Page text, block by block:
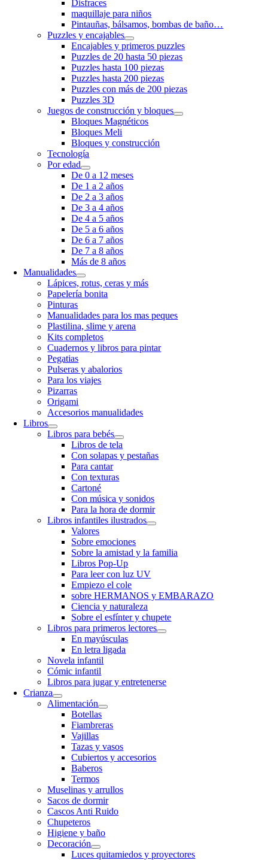
Disfraces
maquillaje para niños
Pintauñas, bálsamos, bombas de baño…
Puzzles y encajables
Encajables y primeros puzzles
Puzzles de 20 hasta 50 piezas
Puzzles hasta 100 piezas
Puzzles hasta 200 piezas
Puzzles con más de 200 piezas
Puzzles 3D
Juegos de construcción y bloques
Bloques Magnéticos
Bloques Meli
Bloques y construcción
Tecnología
Por edad
De 0 a 12 meses
De 1 a 2 años
De 2 a 3 años
De 3 a 4 años
De 4 a 5 años
De 5 a 6 años
De 6 a 7 años
De 7 a 8 años
Más de 8 años
Manualidades
Lápices, rotus, ceras y más
Papelería bonita
Pinturas
Manualidades para los mas peques
Plastilina, slime y arena
Kits completos
Cuadernos y libros para pintar
Pegatias
Pulseras y abalorios
Para los viajes
Pizarras
Origami
Accesorios manualidades
Libros
Libros para bebés
Libros de tela
Con solapas y pestañas
Para cantar
Con texturas
Cartoné
Con música y sonidos
Para la hora de dormir
Libros infantiles ilustrados
Valores
Sobre emociones
Sobre la amistad y la familia
Libros Pop-Up
Para leer con luz UV
Empiezo el cole
sobre HERMANOS y EMBARAZO
Ciencia y naturaleza
Sobre el esfínter y chupete
Libros para primeros lectores
En mayúsculas
En letra ligada
Novela infantil
Cómic infantil
Libros para jugar y entretenerse
Crianza
Alimentación
Botellas
Fiambreras
Vajillas
Tazas y vasos
Cubiertos y accesorios
Baberos
Termos
Muselinas y arrullos
Sacos de dormir
Cascos Anti Ruido
Chupeteros
Higiene y baño
Decoración
Luces quitamiedos y proyectores